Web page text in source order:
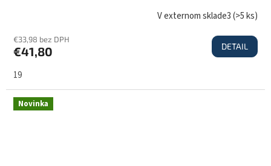
D
A
R
V externom sklade3(>5 ks)
€33,98 bez DPH
€41,80 DETAIL
19
Novinka